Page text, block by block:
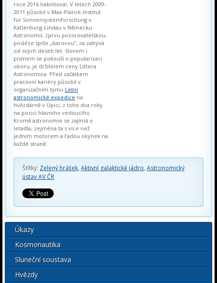
roce 2016 habilitoval. V letech 2009-
2011 působil v Max-Planck-Institut
für Sonnensystemforschung v
Katlenburg-Lindau v Německu.
Astronomií, zprvu pozorovatelskou,
posléze spíše „barovou“, za zabývá
od svých deseti let. Slovem i
písmem se pokouší o popularizaci
oboru, je držitelem ceny Littera
Astronomica. Před začátkem
pracovní kariéry působil v
organizačním týmu Letní
astronomické expedice na
hvězdárně v Úpici, z toho dva roky
na pozici hlavního vedoucího.
Kromě astronomie se zajímá o
letadla, zejména ta s více než
jedním motorem a řadou okýnek na
každé straně.
Štítky: Zelený hrášek, Aktivní galaktické jádro, Astronomický
ústav AV ČR
Úkazy
Kosmonautika
Sluneční soustava
Hvězdy